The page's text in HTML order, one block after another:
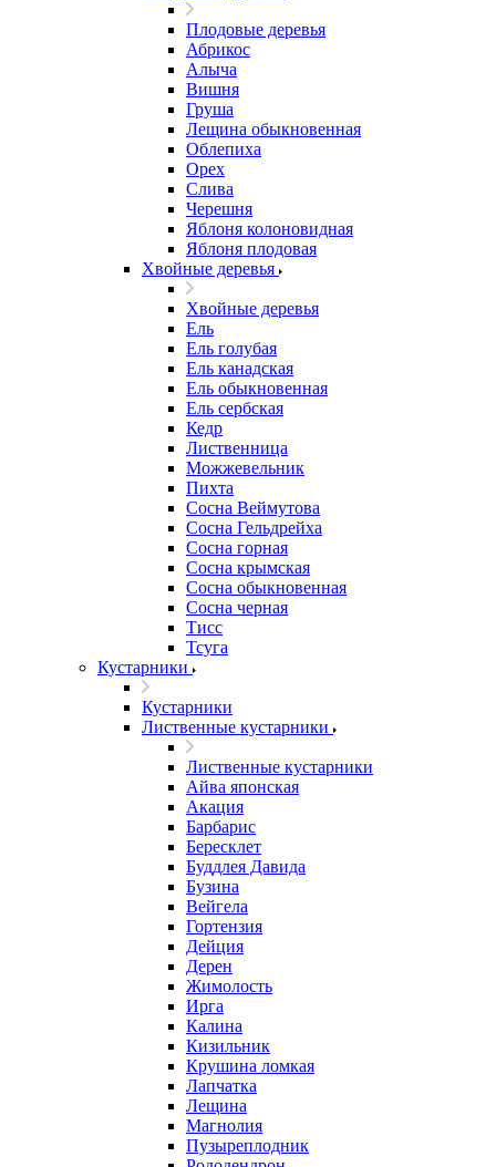
Плодовые деревья
Абрикос
Алыча
Вишня
Груша
Лещина обыкновенная
Облепиха
Орех
Слива
Черешня
Яблоня колоновидная
Яблоня плодовая
Хвойные деревья
Хвойные деревья
Ель
Ель голубая
Ель канадская
Ель обыкновенная
Ель сербская
Кедр
Лиственница
Можжевельник
Пихта
Сосна Веймутова
Сосна Гельдрейха
Сосна горная
Сосна крымская
Сосна обыкновенная
Сосна черная
Тисс
Тсуга
Кустарники
Кустарники
Лиственные кустарники
Лиственные кустарники
Айва японская
Акация
Барбарис
Бересклет
Буддлея Давида
Бузина
Вейгела
Гортензия
Дейция
Дерен
Жимолость
Ирга
Калина
Кизильник
Крушина ломкая
Лапчатка
Лещина
Магнолия
Пузыреплодник